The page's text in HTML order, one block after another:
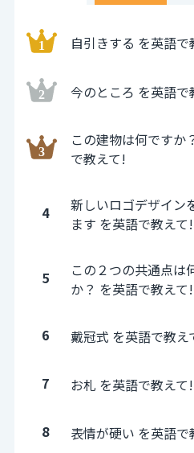
自引きする を英語で
今のところ を英語で
この建物は何ですか
で教えて!
4
新しいロゴデザイン
ます を英語で教えて!
5
この２つの共通点は
か？ を英語で教えて!
6 戴冠式 を英語で教え
7 お札 を英語で教えて!
8 表情が硬い を英語で